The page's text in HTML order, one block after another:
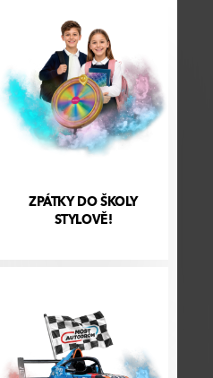
ZPÁTKY DO ŠKOLY
STYLOVĚ!